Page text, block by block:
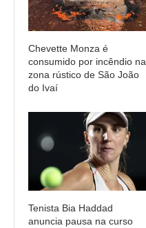
Chevette Monza é
consumido por incêndio na
zona rústico de São João
do Ivaí
Tenista Bia Haddad
anuncia pausa na curso